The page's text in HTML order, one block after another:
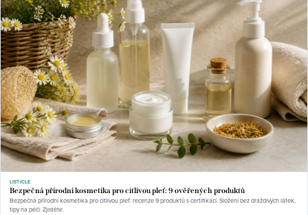
LISTICLE
Bezpečná přírodní kosmetika pro citlivou pleť: 9 ověřených produktů
Bezpečná přírodní kosmetika pro citlivou pleť: recenze 9 produktů s certifikací. Složení bez dráždivých látek,
tipy na péči. Zjistěte.